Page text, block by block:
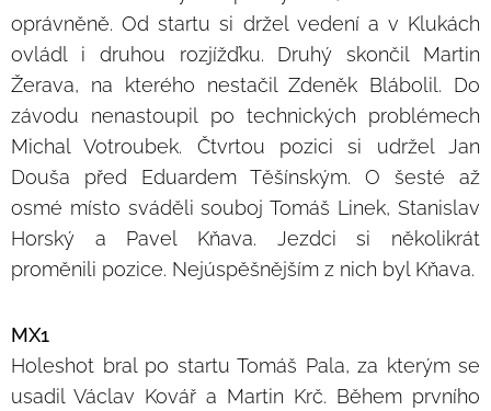
oprávněně. Od startu si držel vedení a v Klukách
ovládl i druhou rozjížďku. Druhý skončil Martin
Žerava, na kterého nestačil Zdeněk Blábolil. Do
závodu nenastoupil po technických problémech
Michal Votroubek. Čtvrtou pozici si udržel Jan
Douša před Eduardem Těšínským. O šesté až
osmé místo sváděli souboj Tomáš Linek, Stanislav
Horský a Pavel Kňava. Jezdci si několikrát
proměnili pozice. Nejúspěšnějším z nich byl Kňava.
MX1
Holeshot bral po startu Tomáš Pala, za kterým se
usadil Václav Kovář a Martin Krč. Během prvního